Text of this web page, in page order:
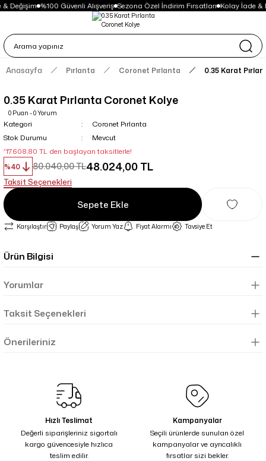
Değişim %100 Güvenli Alışveriş Sezona Özel İndirim Fırsatları Kolay İade &
Anasayfa Pırlanta Coronet Pırlanta 0.35 Karat
0.35 Karat Pırlanta Coronet Kolye
0 Puan - 0 Yorum
Kategori
Coronet Pırlanta
Stok Durumu
Mevcut
*17.608,80 TL den başlayan taksitlerle!
%40
80.040,00 TL48.024,00 TL
Taksit Seçenekleri
Sepete Ekle
Karşılaştır Paylaş Yorum Yaz Fiyat Alarmı Tavsiye Et
Ürün Bilgisi
Yorumlar
Taksit Seçenekleri
Önerileriniz
Hızlı Teslimat
Değerli siparişleriniz sigortalı
kargo güvencesiyle hızlıca
teslim edilir.
Kampanyalar
Seçili ürünlerde sunulan özel
kampanyalar ve ayrıcalıklı
fırsatlar sizi bekler.